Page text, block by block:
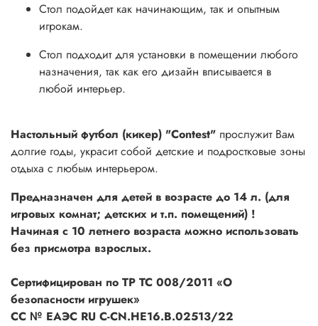
Стол подойдет как начинающим, так и опытным
игрокам.
Стол подходит для установки в помещении любого
назначения, так как его дизайн вписывается в
любой интерьер.
Настольный футбол (кикер) "Contest" прослужит Вам
долгие годы, украсит собой детские и подростковые зоны
отдыха с любым интерьером.
Предназначен для детей в возрасте до 14 л. (для
игровых комнат; детских и т.п. помещений) !
Начиная с 10 летнего возраста можно использовать
без присмотра взрослых.
Сертифицирован по ТР ТС 008/2011 «О
безопасности игрушек»
СС № ЕАЭС RU С-CN.НЕ16.В.02513/22